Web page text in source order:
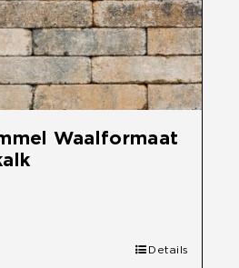
Waalformaat
Details